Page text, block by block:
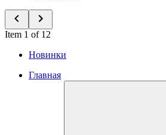
Item 1 of 12
Новинки
Главная